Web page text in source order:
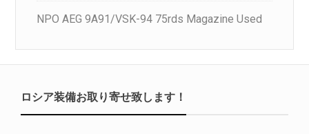
NPO AEG 9A91/VSK-94 75rds Magazine Used
ロシア装備お取り寄せ致します！